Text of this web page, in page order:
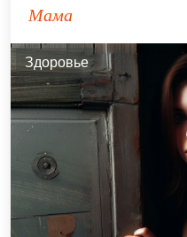
Мама
Здоровье